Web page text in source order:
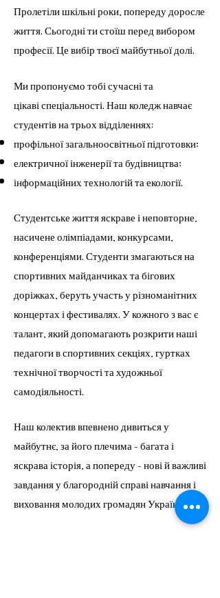
Пролетіли шкільні роки, попереду доросле
життя. Сьогодні ти стоїш перед вибором
професії. Це вибір твоєї майбутньої долі.
Ми пропонуємо тобі сучасні та
цікавіспеціальності. Наш коледж навчає
студентів на трьох відділеннях:
профільної загальноосвітньої підготовки;
електричної інженерії та будівництва;
інформаційних технологій та екології.
Студентське життя яскраве і неповторне,
насичене олімпіадами, конкурсами,
конференціями. Студенти змагаються на
спортивних майданчиках та бігових
доріжках, беруть участь у різноманітних
концертах і фестивалях. У кожного з вас є
талант, який допомагають розкрити наші
педагоги в спортивних секціях, гуртках
технічної творчості та художньої
самодіяльності.
Наш колектив впевнено дивиться у
майбутнє, за його плечима - багата і
яскрава історія, а попереду - нові й важливі
завдання у благородній справі навчання і
виховання молодих громадян України!